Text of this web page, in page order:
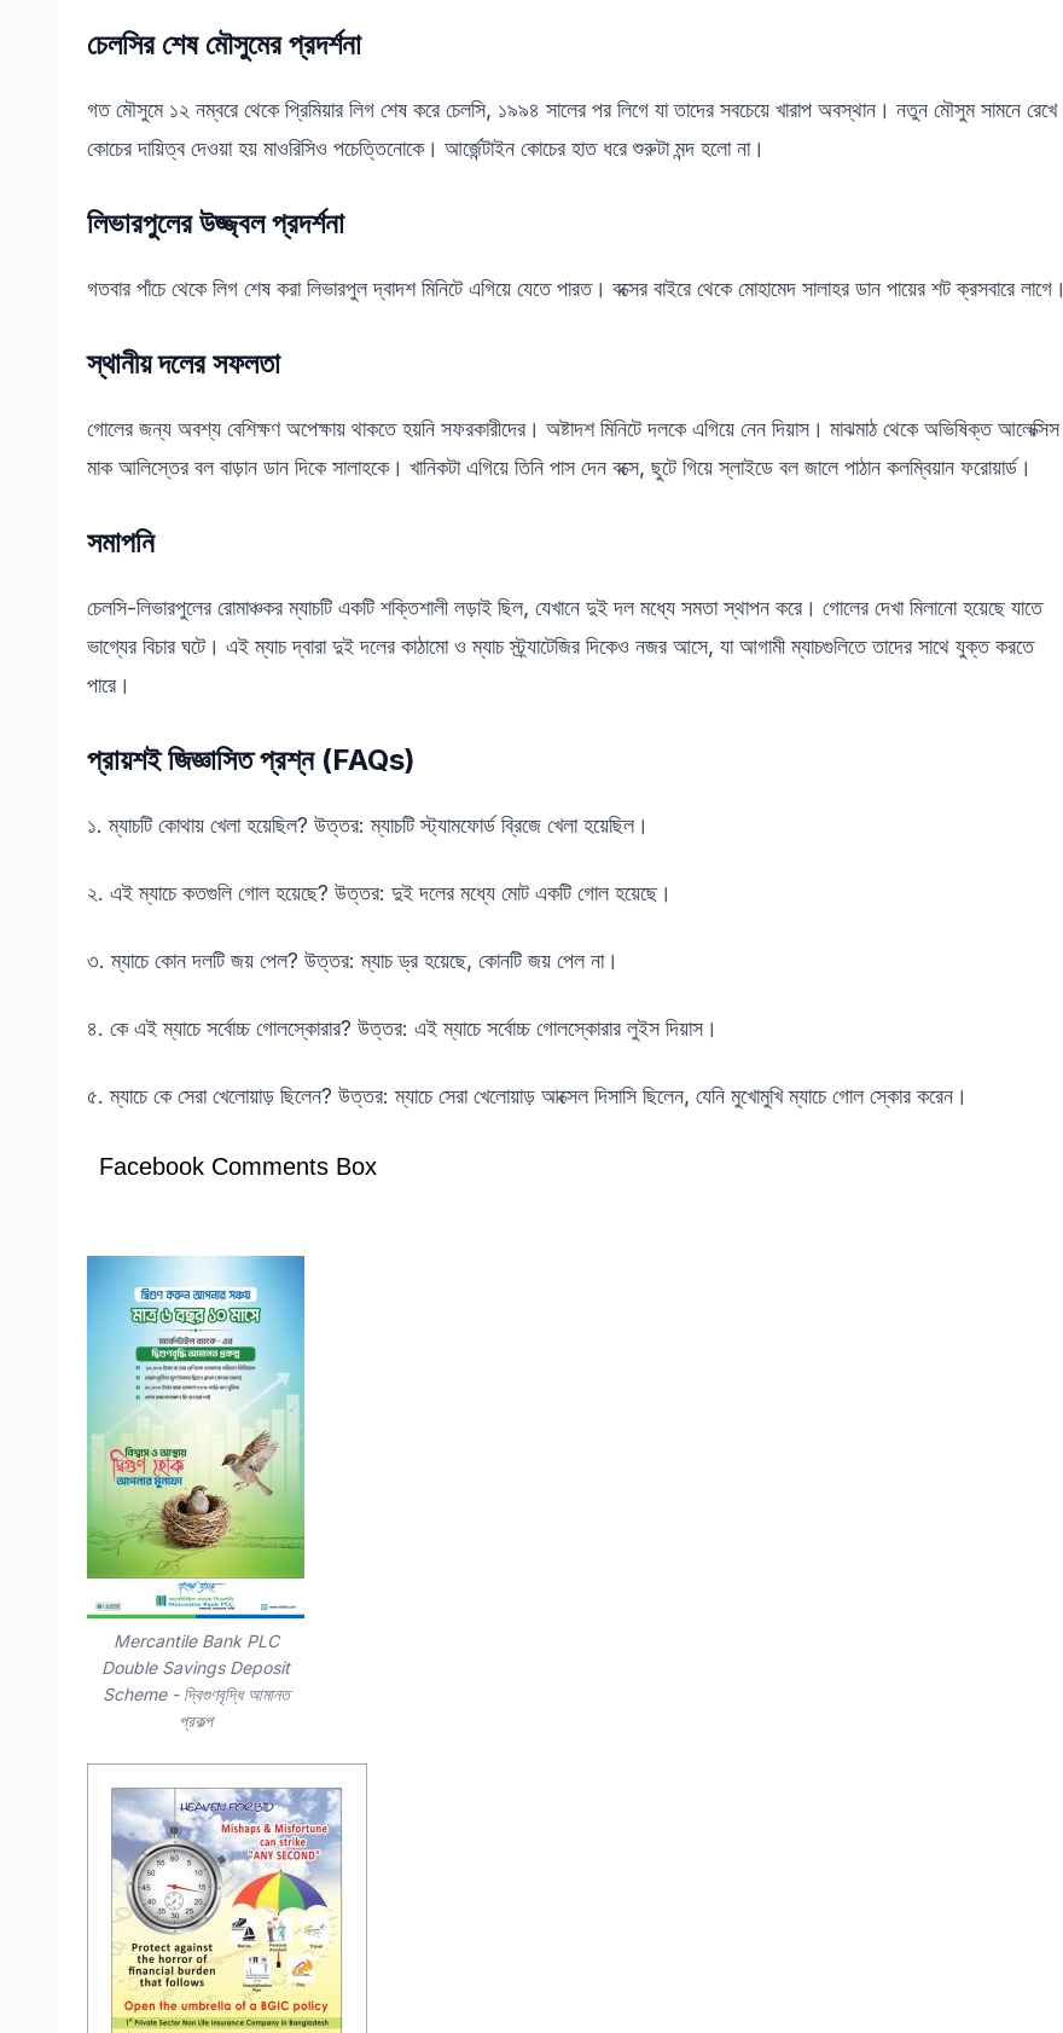
চেলসির শেষ মৌসুমের প্রদর্শনা
গত মৌসুমে ১২ নম্বরে থেকে প্রিমিয়ার লিগ শেষ করে চেলসি, ১৯৯৪ সালের পর লিগে যা তাদের সবচেয়ে খারাপ অবস্থান। নতুন মৌসুম সামনে রেখে
কোচের দায়িত্ব দেওয়া হয় মাওরিসিও পচেত্তিনোকে। আর্জেন্টাইন কোচের হাত ধরে শুরুটা মন্দ হলো না।
লিভারপুলের উজ্জ্বল প্রদর্শনা
গতবার পাঁচে থেকে লিগ শেষ করা লিভারপুল দ্বাদশ মিনিটে এগিয়ে যেতে পারত। বক্সের বাইরে থেকে মোহামেদ সালাহর ডান পায়ের শট ক্রসবারে লাগে।
স্থানীয় দলের সফলতা
গোলের জন্য অবশ্য বেশিক্ষণ অপেক্ষায় থাকতে হয়নি সফরকারীদের। অষ্টাদশ মিনিটে দলকে এগিয়ে নেন দিয়াস। মাঝমাঠ থেকে অভিষিক্ত আলেক্সিস
মাক আলিস্তের বল বাড়ান ডান দিকে সালাহকে। খানিকটা এগিয়ে তিনি পাস দেন বক্সে, ছুটে গিয়ে স্লাইডে বল জালে পাঠান কলম্বিয়ান ফরোয়ার্ড।
সমাপনি
চেলসি-লিভারপুলের রোমাঞ্চকর ম্যাচটি একটি শক্তিশালী লড়াই ছিল, যেখানে দুই দল মধ্যে সমতা স্থাপন করে। গোলের দেখা মিলানো হয়েছে যাতে
ভাগ্যের বিচার ঘটে। এই ম্যাচ দ্বারা দুই দলের কাঠামো ও ম্যাচ স্ট্র্যাটেজির দিকেও নজর আসে, যা আগামী ম্যাচগুলিতে তাদের সাথে যুক্ত করতে
পারে।
প্রায়শই জিজ্ঞাসিত প্রশ্ন (FAQs)
১. ম্যাচটি কোথায় খেলা হয়েছিল? উত্তর: ম্যাচটি স্ট্যামফোর্ড ব্রিজে খেলা হয়েছিল।
২. এই ম্যাচে কতগুলি গোল হয়েছে? উত্তর: দুই দলের মধ্যে মোট একটি গোল হয়েছে।
৩. ম্যাচে কোন দলটি জয় পেল? উত্তর: ম্যাচ ড্র হয়েছে, কোনটি জয় পেল না।
৪. কে এই ম্যাচে সর্বোচ্চ গোলস্কোরার? উত্তর: এই ম্যাচে সর্বোচ্চ গোলস্কোরার লুইস দিয়াস।
৫. ম্যাচে কে সেরা খেলোয়াড় ছিলেন? উত্তর: ম্যাচে সেরা খেলোয়াড় আক্সেল দিসাসি ছিলেন, যেনি মুখোমুখি ম্যাচে গোল স্কোর করেন।
Facebook Comments Box
Mercantile Bank PLC
Double Savings Deposit
Scheme - দ্বিগুণবৃদ্ধি আমানত
প্রকল্প